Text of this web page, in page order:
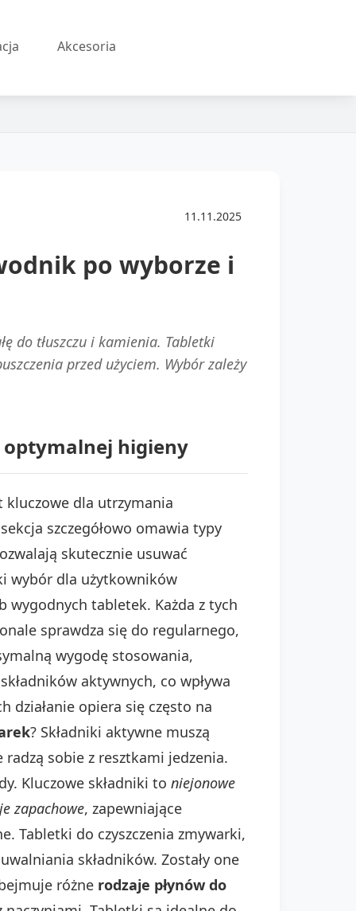
Akcesoria
11.11.2025
po wyborze i
do tłuszczu i kamienia. Tabletki
przed użyciem. Wybór zależy
optymalnej higieny
kluczowe dla utrzymania
szczegółowo omawia typy
skutecznie usuwać
wybór dla użytkowników
wygodnych tabletek. Każda z tych
sprawdza się do regularnego,
wygodę stosowania,
aktywnych, co wpływa
działanie opiera się często na
? Składniki aktywne muszą
radzą sobie z resztkami jedzenia.
Kluczowe składniki to niejonowe
zapachowe, zapewniające
Tabletki do czyszczenia zmywarki,
składników. Zostały one
różne rodzaje płynów do